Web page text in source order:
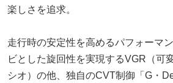
楽しさを追求。
走行時の安定性を高めるパフォーマ
ビとした旋回性を実現するVGR（可
シオ）の他、独自のCVT制御「G・